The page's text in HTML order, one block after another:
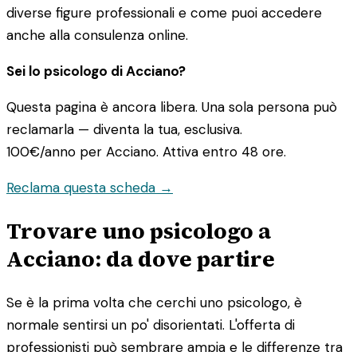
diverse figure professionali e come puoi accedere
anche alla consulenza online.
Sei lo psicologo di Acciano?
Questa pagina è ancora libera. Una sola persona può
reclamarla — diventa la tua, esclusiva.
100€/anno per Acciano. Attiva entro 48 ore.
Reclama questa scheda →
Trovare uno psicologo a
Acciano: da dove partire
Se è la prima volta che cerchi uno psicologo, è
normale sentirsi un po' disorientati. L'offerta di
professionisti può sembrare ampia e le differenze tra